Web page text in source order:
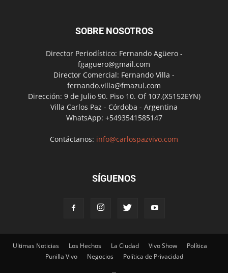
SOBRE NOSOTROS
Director Periodístico: Fernando Agüero -
fgaguero@gmail.com
Director Comercial: Fernando Villa -
fernando.villa@fmazul.com
Dirección: 9 de Julio 90. Piso 10. Of 107.(X5152EYN)
Villa Carlos Paz - Córdoba - Argentina
WhatsApp: +5493541585147
Contáctanos: info@carlospazvivo.com
SÍGUENOS
Ultimas Noticias Los Hechos La Ciudad Vivo Show
Política
Punilla Vivo
Negocios Política de Privacidad